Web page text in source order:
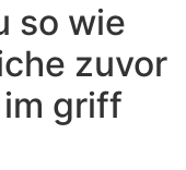
so wie
zuvor
griff